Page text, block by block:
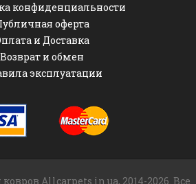
конфиденциальности
оферта
и Доставка
Возврат и обмен
эксплуатации
Allcarpets.in.ua, 2014-2026. Все